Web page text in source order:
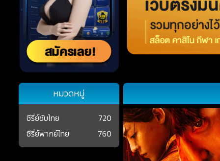
หมวดหมู่
ซีรี่ย์ซับไทย
720
ซีรี่ย์พากย์ไทย
760